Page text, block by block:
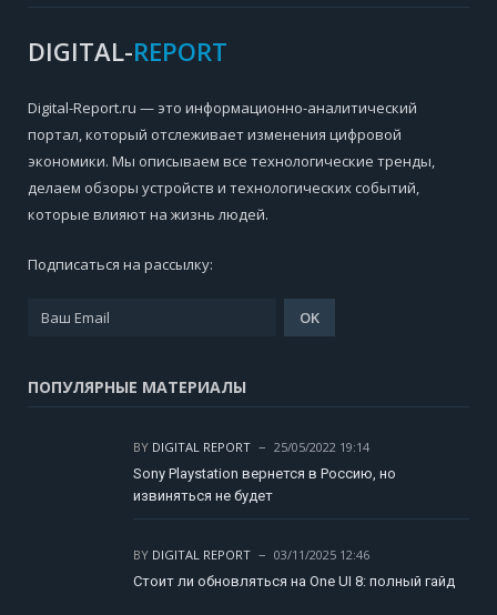
DIGITAL-REPORT
Digital-Report.ru — это информационно-аналитический
портал, который отслеживает изменения цифровой
экономики. Мы описываем все технологические тренды,
делаем обзоры устройств и технологических событий,
которые влияют на жизнь людей.
Подписаться на рассылку:
ПОПУЛЯРНЫЕ МАТЕРИАЛЫ
BY DIGITAL REPORT
25/05/2022 19:14
Sony Playstation вернется в Россию, но
извиняться не будет
BY DIGITAL REPORT
03/11/2025 12:46
Стоит ли обновляться на One UI 8: полный гайд